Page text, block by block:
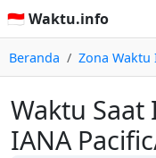
🇮🇩 Waktu.info
Beranda Zona Waktu
Waktu Saat
IANA